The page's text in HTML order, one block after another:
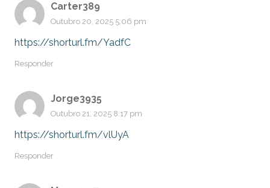
Carter389
Outubro 20, 2025 5:06 pm
https://shorturl.fm/YadfC
Responder
Jorge3935
Outubro 21, 2025 8:17 pm
https://shorturl.fm/vlUyA
Responder